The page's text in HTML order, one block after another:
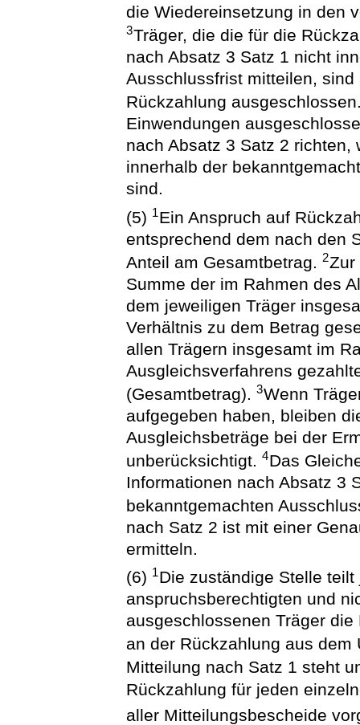
die Wiedereinsetzung in den
3Träger, die die für die
nach Absatz 3 Satz 1 nicht
Ausschlussfrist mitteilen,
Rückzahlung
Einwendungen
nach Absatz 3 Satz 2
innerhalb der
sind.
(5) 1Ein Anspruch auf
entsprechend dem nach den
Anteil am Gesamtbetrag.2Zur
Summe der im Rahmen des
dem jeweiligen Träger
Verhältnis zu dem Betrag
allen Trägern insgesamt im
Ausgleichsverfahrens
(Gesamtbetrag).3Wenn
aufgegeben haben, bleiben
Ausgleichsbeträge bei der
unberücksichtigt.4Das
Informationen nach Absatz 3
bekanntgemachten
nach Satz 2 ist mit einer
ermitteln.
(6) 1Die zuständige Stelle
anspruchsberechtigten und
ausgeschlossenen Träger
an der Rückzahlung aus
Mitteilung nach Satz 1 steht
Rückzahlung für jeden
aller Mitteilungsbescheide